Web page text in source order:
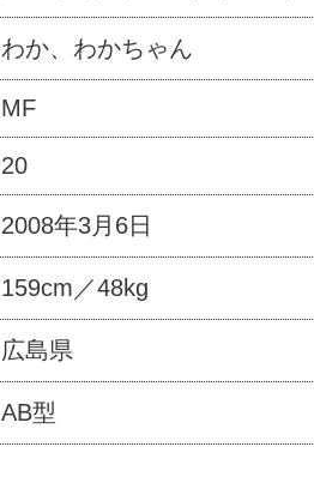
わか、わかちゃん
MF
20
2008年3月6日
159cm／48kg
広島県
AB型